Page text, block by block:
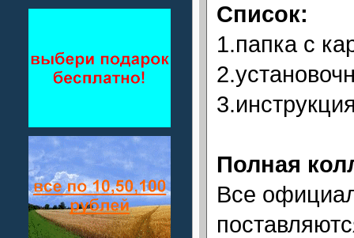
Список:
1.папка с
Полная
Все